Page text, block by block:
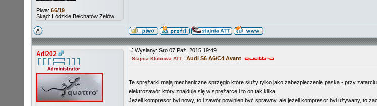
Piwa: 66/19
Skąd: Łódzkie Bełchatów Zelów
Adi202 Wysłany: Sro 07 Paź, 2015 19:49
Stajnia Klubowa ATT: Audi S6 A6/C4 Avant
Te sprężarki mają mechaniczne sprzęgło które służy tylko jako zabezpieczenie paska - przy
elektrozawór który znajduje się w sprężarce i to on tak klika.
Jeżeli kompresor był nowy, to i zawór powinien być sprawny, ale jeżeli kompresor był używany, to